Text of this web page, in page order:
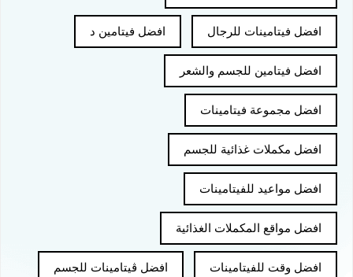
افضل فيتامينات للرجال افضل فيتامين د
افضل فيتامين للجسم والشعر
افضل مجموعة فيتامينات
افضل مكملات غذائية للجسم
افضل مواعيد للفيتامينات
افضل مواقع المكملات الغذائية
افضل وقت للفيتامينات افضل ڤيتامينات للجسم